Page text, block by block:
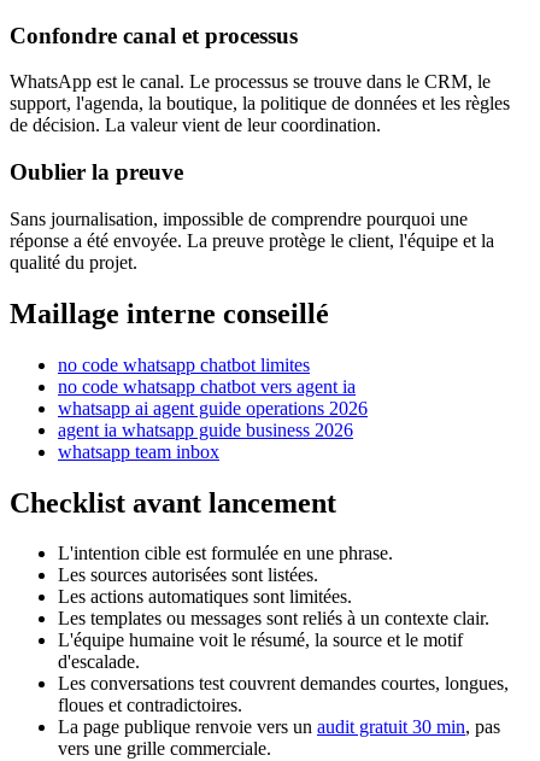
Confondre canal et processus
WhatsApp est le canal. Le processus se trouve dans le CRM, le
support, l'agenda, la boutique, la politique de données et les règles
de décision. La valeur vient de leur coordination.
Oublier la preuve
Sans journalisation, impossible de comprendre pourquoi une
réponse a été envoyée. La preuve protège le client, l'équipe et la
qualité du projet.
Maillage interne conseillé
no code whatsapp chatbot limites
no code whatsapp chatbot vers agent ia
whatsapp ai agent guide operations 2026
agent ia whatsapp guide business 2026
whatsapp team inbox
Checklist avant lancement
L'intention cible est formulée en une phrase.
Les sources autorisées sont listées.
Les actions automatiques sont limitées.
Les templates ou messages sont reliés à un contexte clair.
L'équipe humaine voit le résumé, la source et le motif
d'escalade.
Les conversations test couvrent demandes courtes, longues,
floues et contradictoires.
La page publique renvoie vers un audit gratuit 30 min, pas
vers une grille commerciale.